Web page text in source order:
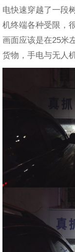
电快速穿越了一段
机终端各种受限，
画面应该是在25米
货物，手电与无人